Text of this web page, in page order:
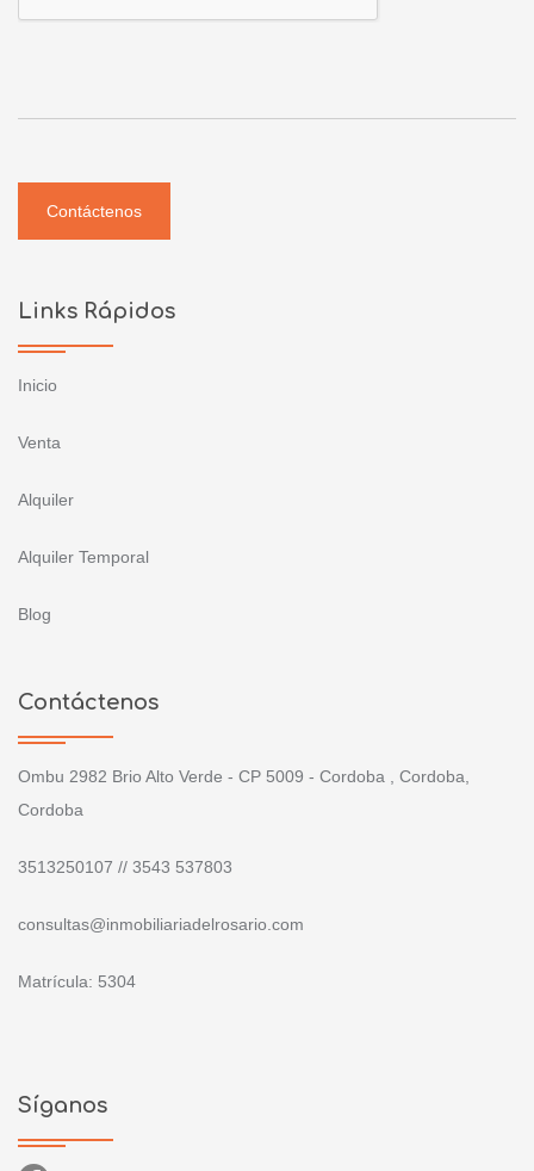
Contáctenos
Links Rápidos
Inicio
Venta
Alquiler
Alquiler Temporal
Blog
Contáctenos
Ombu 2982 Brio Alto Verde - CP 5009 - Cordoba , Cordoba,
Cordoba
3513250107 // 3543 537803
consultas@inmobiliariadelrosario.com
Matrícula: 5304
Síganos